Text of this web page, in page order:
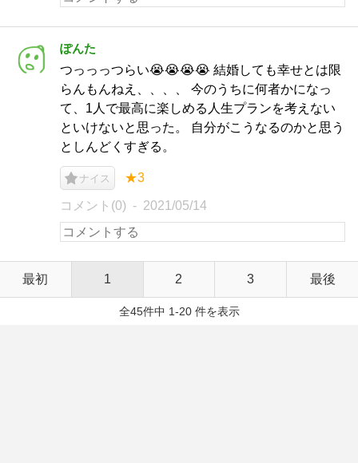
ぽんた
つっっっつらい😭😭😭😭 結婚しても幸せとは限
らんもんねえ、、、、 今のうちに何者かになっ
て、1人で最高に楽しめる人生プランを考えない
といけないと思った。 自分がこうなるのかと思う
としんどくすぎる。
ナイス ★3
コメント(0) 2021/05/14
最初 1 2 3 最後
全45件中 1-20 件を表示